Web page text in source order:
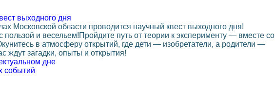
выходного дня
Московской области проводится научный квест выходного дня!
и весельем!Пройдите путь от теории к эксперименту — вместе со
в атмосферу открытий, где дети — изобретатели, а родители —
ждут загадки, опыты и открытия!
дне
событий